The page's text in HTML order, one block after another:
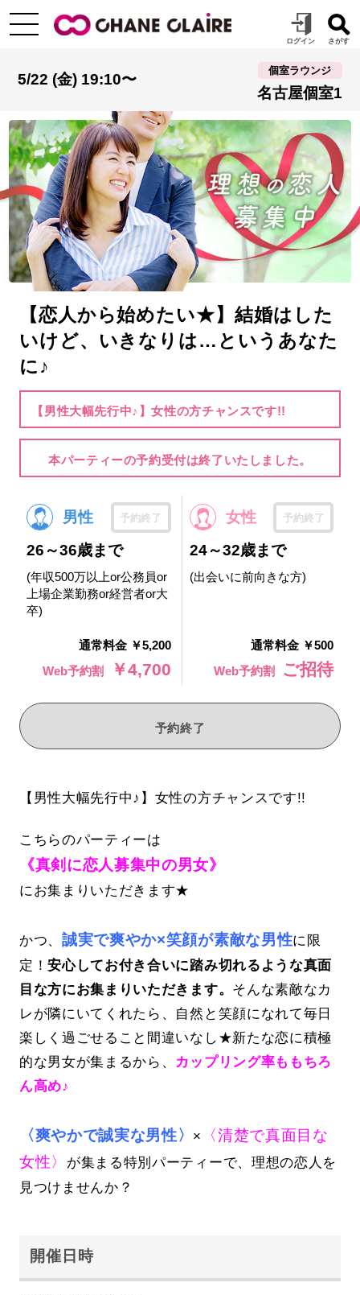
5/22 (金) 19:10〜
個室ラウンジ
名古屋個室1
【恋人から始めたい★】結婚はした
いけど、いきなりは…というあなた
に♪
【男性大幅先行中♪】女性の方チャンスです!!
本パーティーの予約受付は終了いたしました。
男性 予約終了
26～36歳まで
(年収500万以上or公務員or
上場企業勤務or経営者or大
卒)
通常料金 ￥5,200
Web予約割
￥4,700
女性 予約終了
24～32歳まで
(出会いに前向きな方)
通常料金 ￥500
Web予約割
ご招待
予約終了
【男性大幅先行中♪】女性の方チャンスです!!
こちらのパーティーは
《真剣に恋人募集中の男女》
にお集まりいただきます★
かつ、 誠実で爽やか×笑顔が素敵な男性に限
定！安心してお付き合いに踏み切れるような真面
目な方にお集まりいただきます。 そんな素敵なカ
レが隣にいてくれたら、自然と笑顔になれて毎日
楽しく過ごせること間違いなし★新たな恋に積極
的な男女が集まるから、 カップリング率ももちろ
ん高め♪
〈爽やかで誠実な男性〉 ×
〈清楚で真面目な
女性〉 が集まる特別パーティーで、理想の恋人を
見つけませんか？
開催日時